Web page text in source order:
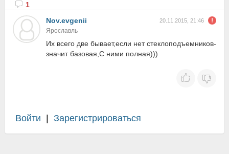
1
Nov.evgenii
20.11.2015, 21:46
Ярославль
Их всего две бывает,если нет стеклоподъемников-
значит базовая,С ними полная)))
Войти Зарегистрироваться